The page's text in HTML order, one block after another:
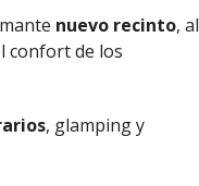
nuevo recinto, al
confort de los
, glamping y